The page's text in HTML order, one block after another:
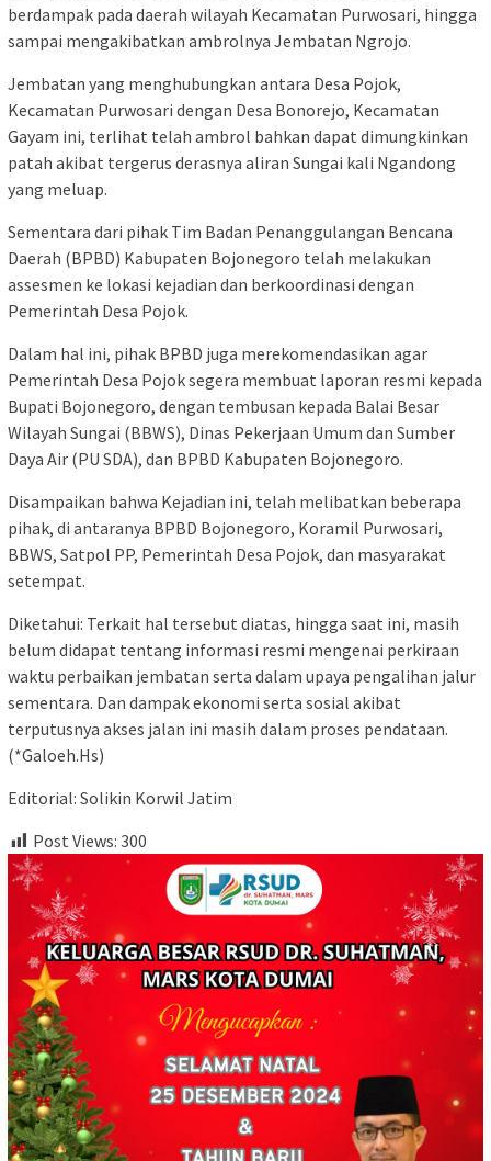
berdampak pada daerah wilayah Kecamatan Purwosari, hingga
sampai mengakibatkan ambrolnya Jembatan Ngrojo.
Jembatan yang menghubungkan antara Desa Pojok,
Kecamatan Purwosari dengan Desa Bonorejo, Kecamatan
Gayam ini, terlihat telah ambrol bahkan dapat dimungkinkan
patah akibat tergerus derasnya aliran Sungai kali Ngandong
yang meluap.
Sementara dari pihak Tim Badan Penanggulangan Bencana
Daerah (BPBD) Kabupaten Bojonegoro telah melakukan
assesmen ke lokasi kejadian dan berkoordinasi dengan
Pemerintah Desa Pojok.
Dalam hal ini, pihak BPBD juga merekomendasikan agar
Pemerintah Desa Pojok segera membuat laporan resmi kepada
Bupati Bojonegoro, dengan tembusan kepada Balai Besar
Wilayah Sungai (BBWS), Dinas Pekerjaan Umum dan Sumber
Daya Air (PU SDA), dan BPBD Kabupaten Bojonegoro.
Disampaikan bahwa Kejadian ini, telah melibatkan beberapa
pihak, di antaranya BPBD Bojonegoro, Koramil Purwosari,
BBWS, Satpol PP, Pemerintah Desa Pojok, dan masyarakat
setempat.
Diketahui: Terkait hal tersebut diatas, hingga saat ini, masih
belum didapat tentang informasi resmi mengenai perkiraan
waktu perbaikan jembatan serta dalam upaya pengalihan jalur
sementara. Dan dampak ekonomi serta sosial akibat
terputusnya akses jalan ini masih dalam proses pendataan.
(*Galoeh.Hs)
Editorial: Solikin Korwil Jatim
Post Views: 300